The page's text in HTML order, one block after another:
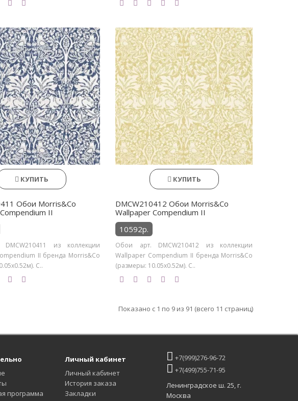
КУПИТЬ
Обои Morris&Co
II
из коллекции
II бренда Morris&Co
С..
КУПИТЬ
DMCW210412 Обои Morris&Co
Wallpaper Compendium II
10592р.
Обои арт. DMCW210412 из коллекции
Wallpaper Compendium II бренда Morris&Co
(размеры: 10.05х0.52м). С..
Показано с 1 по 9 из 91 (всего 11 страниц)
программа
Личный кабинет
Личный кабинет
История заказа
Закладки
+7(999)276-96-72
+7(499)755-71-95
Ленинградское ш. 25, г.
Москва